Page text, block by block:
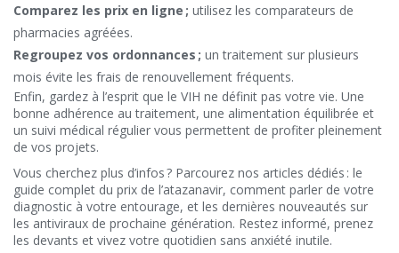
Comparez les prix en ligne ; utilisez les comparateurs de
pharmacies agréées.
Regroupez vos ordonnances ; un traitement sur plusieurs
mois évite les frais de renouvellement fréquents.
Enfin, gardez à l’esprit que le VIH ne définit pas votre vie. Une
bonne adhérence au traitement, une alimentation équilibrée et
un suivi médical régulier vous permettent de profiter pleinement
de vos projets.
Vous cherchez plus d’infos ? Parcourez nos articles dédiés : le
guide complet du prix de l’atazanavir, comment parler de votre
diagnostic à votre entourage, et les dernières nouveautés sur
les antiviraux de prochaine génération. Restez informé, prenez
les devants et vivez votre quotidien sans anxiété inutile.